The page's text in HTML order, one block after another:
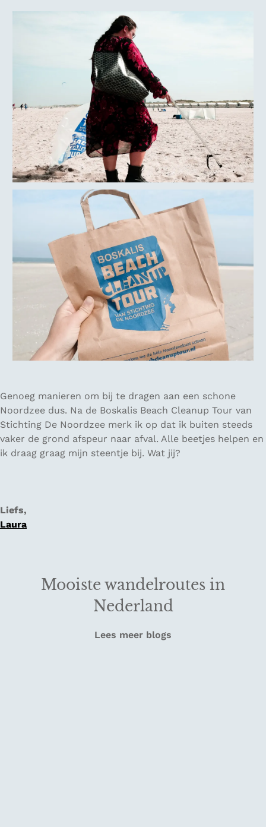
Genoeg manieren om bij te dragen aan een schone
Noordzee dus. Na de Boskalis Beach Cleanup Tour van
Stichting De Noordzee merk ik op dat ik buiten steeds
vaker de grond afspeur naar afval. Alle beetjes helpen en
ik draag graag mijn steentje bij. Wat jij?
Liefs,
Laura
Mooiste wandelroutes in
Nederland
Lees meer blogs